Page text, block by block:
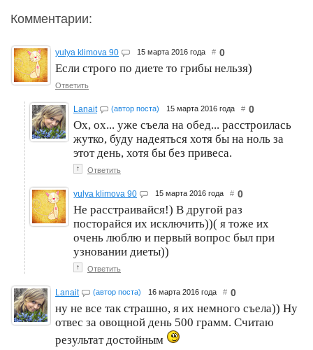
Комментарии:
yulya klimova 90 15 марта 2016 года # 0
Если строго по диете то грибы нельзя)
Ответить
Lanait (автор поста) 15 марта 2016 года # 0
Ох, ох... уже съела на обед... расстроилась
жутко, буду надеяться хотя бы на ноль за
этот день, хотя бы без привеса.
↑ Ответить
yulya klimova 90 15 марта 2016 года # 0
Не расстраивайся!) В другой раз
посторайся их исключить))( я тоже их
очень люблю и первый вопрос был при
узновании диеты))
↑ Ответить
Lanait (автор поста) 16 марта 2016 года # 0
ну не все так страшно, я их немного съела)) Ну
отвес за овощной день 500 грамм. Считаю
результат достойным